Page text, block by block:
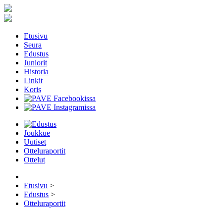
Etusivu
Seura
Edustus
Juniorit
Historia
Linkit
Koris
Joukkue
Uutiset
Otteluraportit
Ottelut
Etusivu >
Edustus >
Otteluraportit